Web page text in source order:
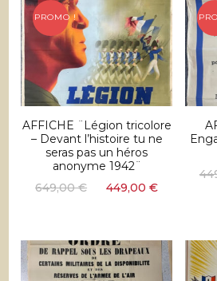
PROMO !
AFFICHE ¨Légion tricolore
– Devant l’histoire tu ne
seras pas un héros
anonyme 1942¨
649,00€
Le
649,00 €.
449,00€
449,00